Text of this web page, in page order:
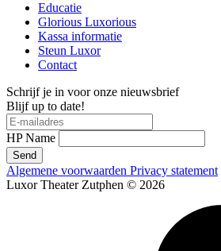
Educatie
Glorious Luxorious
Kassa informatie
Steun Luxor
Contact
Schrijf je in voor onze nieuwsbrief
Blijf up to date!
HP Name
Send
Algemene voorwaarden Privacy statement
Luxor Theater Zutphen © 2026